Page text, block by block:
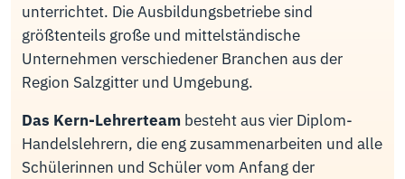
unterrichtet. Die Ausbildungsbetriebe sind
größtenteils große und mittelständische
Unternehmen verschiedener Branchen aus der
Region Salzgitter und Umgebung.
Das Kern-Lehrerteam besteht aus vier Diplom-
Handelslehrern, die eng zusammenarbeiten und alle
Schülerinnen und Schüler vom Anfang der